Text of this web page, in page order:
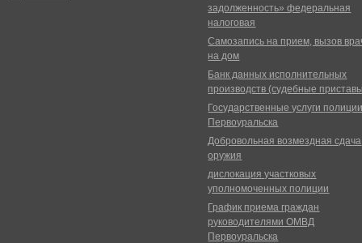
задолженность» федеральная
налоговая
Самозапись на прием, вызов
на дом
Банк данных исполнительных
производств (судебные
Государственные услуги
Первоуральска
Добровольная возмездная сдача
оружия
дислокация участковых
уполномоченных полиции
График приема граждан
руководителями ОМВД
Первоуральска